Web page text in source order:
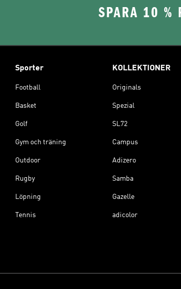
SPARA 10 %
Sporter
Football
Basket
Golf
Gym och träning
Outdoor
Rugby
Löpning
Tennis
KOLLEKTIONER
Originals
Spezial
SL72
Campus
Adizero
Samba
Gazelle
adicolor